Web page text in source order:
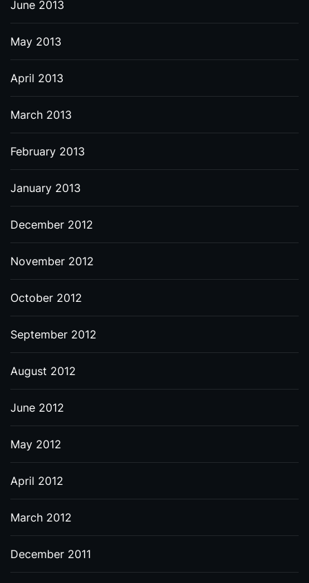
June 2013
May 2013
April 2013
March 2013
February 2013
January 2013
December 2012
November 2012
October 2012
September 2012
August 2012
June 2012
May 2012
April 2012
March 2012
December 2011